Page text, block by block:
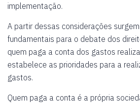
implementação.
A partir dessas considerações
fundamentais para o debate dos
quem paga a conta dos gastos
estabelece as prioridades para a
gastos.
Quem paga a conta é a própria